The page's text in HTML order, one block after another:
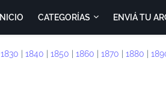
INICIO CATEGORÍAS ENVIÁ TU
1830 1840 1850 1860 1870 1880